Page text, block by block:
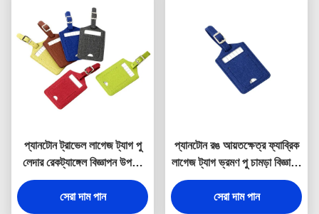
প্যানটোন ট্রাভেল লাগেজ ট্যাগ পু
লেদার রেকট্যাঙ্গেল বিজ্ঞাপন উপহার
হট স্ট্যাম্পিং লোগো
সেরা দাম পান
প্যানটোন রঙ আয়তক্ষেত্র ফ্যাব্রিক
লাগেজ ট্যাগ ভ্রমণ পু চামড়া বিজ্ঞাপন
উপহার
সেরা দাম পান